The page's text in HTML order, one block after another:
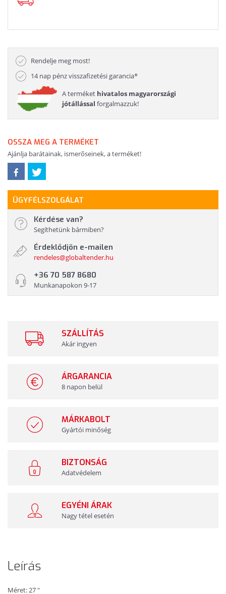
Rendelje meg most!
14 nap pénz visszafizetési garancia*
A terméket hivatalos magyarországi
jótállással forgalmazzuk!
OSSZA MEG A TERMÉKET
Ajánlja barátainak, ismerőseinek, a terméket!
ÜGYFÉLSZOLGÁLAT
Kérdése van?
Segíthetünk bármiben?
Érdeklődjön e-mailen
rendeles@globaltender.hu
+36 70 587 8680
Munkanapokon 9-17
SZÁLLÍTÁS
Akár ingyen
ÁRGARANCIA
8 napon belül
MÁRKABOLT
Gyártói minőség
BIZTONSÁG
Adatvédelem
EGYÉNI ÁRAK
Nagy tétel esetén
Leírás
Méret: 27 "